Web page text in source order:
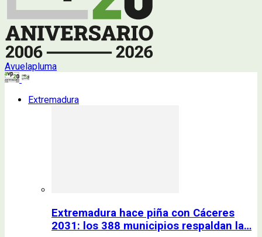
Avuelapluma
Extremadura
Extremadura hace piña con Cáceres
2031: los 388 municipios respaldan la…